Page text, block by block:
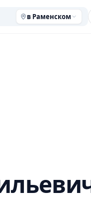
в Раменском